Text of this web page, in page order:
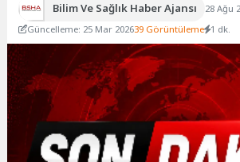
Bilim Ve Sağlık Haber Ajansı
28 Ağu
Güncelleme: 25 Mar 202639 Görüntüleme 1 dk.